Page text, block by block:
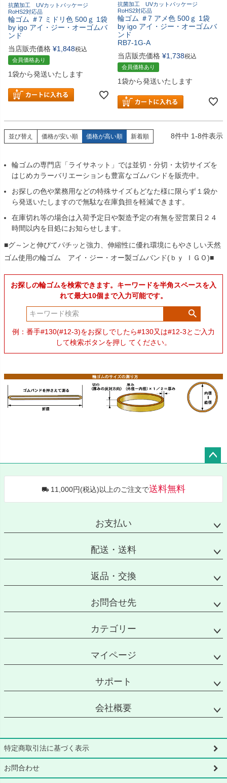
抗菌加工 UVカットパッケージ
RoHS2対応品
輪ゴム ＃7 ミドリ色 500ｇ 1袋
by igo アイ・ジー・オーゴムバ
ンド
当店販売価格 ¥1,848税込
会員価格あり
1袋から発送いたします
抗菌加工 UVカットパッケージ
RoHS2対応品
輪ゴム ＃7 アメ色 500ｇ 1袋
by igo アイ・ジー・オーゴムバ
ンド
RB7-1G-A
当店販売価格 ¥1,738税込
会員価格あり
1袋から発送いたします
並び替え 価格が安い順 価格が高い順 新着順 8件中 1-8件表示
輪ゴムの専門店「ライサネット」では並切・分切・太切サイズを
はじめカラーバリエーションも豊富なゴムバンドを販売中。
お探しの色や業務用などの特殊サイズもどなた様に限らず１袋か
ら発送いたしますので無駄な在庫負担を軽減できます。
在庫切れ等の場合は入荷予定日や製造予定の有無を翌営業日２４
時間以内を目処にお知らせします。
■グ～ンと伸びてパチッと強力、伸縮性に優れ環境にもやさしい天然
ゴム使用の輪ゴム アイ・ジー・オー製ゴムバンド(ｂｙ ＩＧＯ)■
お探しの輪ゴムを検索できます。キーワードを半角スペースを入
れて最大10個まで入力可能です。
例：番手#130(#12-3)をお探しでしたら#130又は#12-3とご入力
して検索ボタンを押し てください。
へ
11,000円(税込)以上のご注文で送料無料
お支払い
配送・送料
返品・交換
お問合せ先
カテゴリー
マイページ
サポート
会社概要
特定商取引法に基づく表示
お問合わせ